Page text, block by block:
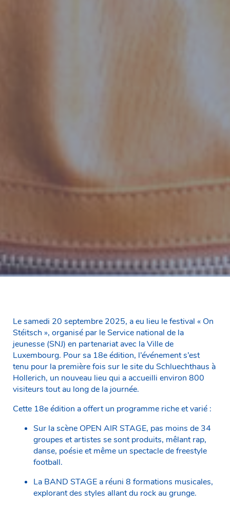
Le samedi 20 septembre 2025, a eu lieu le festival « On
Stéitsch », organisé par le Service national de la
jeunesse (SNJ) en partenariat avec la Ville de
Luxembourg. Pour sa 18e édition, l’événement s’est
tenu pour la première fois sur le site du Schluechthaus à
Hollerich, un nouveau lieu qui a accueilli environ 800
visiteurs tout au long de la journée.
Cette 18e édition a offert un programme riche et varié :
Sur la scène OPEN AIR STAGE, pas moins de 34
groupes et artistes se sont produits, mêlant rap,
danse, poésie et même un spectacle de freestyle
football.
La BAND STAGE a réuni 8 formations musicales,
explorant des styles allant du rock au grunge.